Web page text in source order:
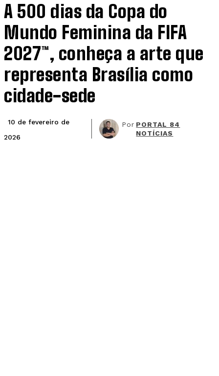
A 500 dias da Copa do
Mundo Feminina da FIFA
2027™, conheça a arte que
representa Brasília como
cidade-sede
10 de fevereiro de
2026
Por PORTAL 84
NOTÍCIAS